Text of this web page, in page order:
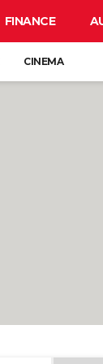
FINANCE
CINEMA